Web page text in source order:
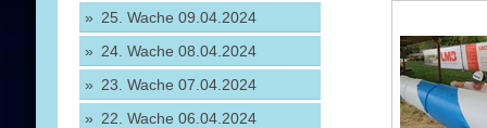
25. Wache 09.04.2024
24. Wache 08.04.2024
23. Wache 07.04.2024
22. Wache 06.04.2024